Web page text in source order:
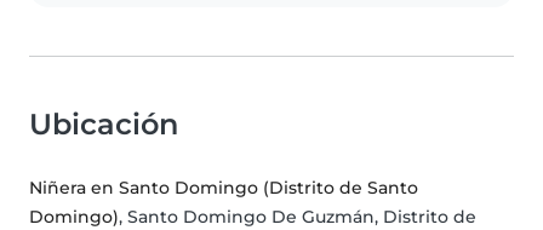
Ubicación
Niñera en Santo Domingo (Distrito de Santo
Domingo), Santo Domingo De Guzmán, Distrito de